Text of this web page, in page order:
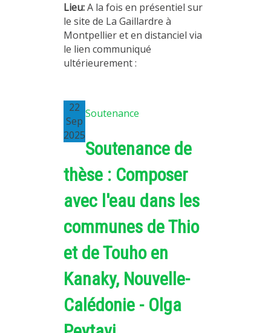
Lieu:A la fois en présentiel sur
le site de La Gaillardre à
Montpellier et en distanciel via
le lien communiqué
ultérieurement :
22
Sep
2025
Soutenance
Soutenance de
thèse : Composer
avec l'eau dans les
communes de Thio
et de Touho en
Kanaky, Nouvelle-
Calédonie - Olga